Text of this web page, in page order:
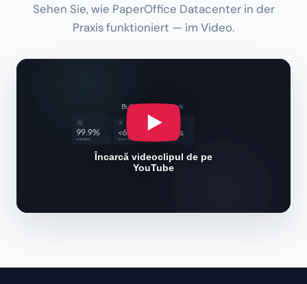
Sehen Sie, wie PaperOffice Datacenter in der
Praxis funktioniert — im Video.
Încarcă videoclipul de pe
YouTube